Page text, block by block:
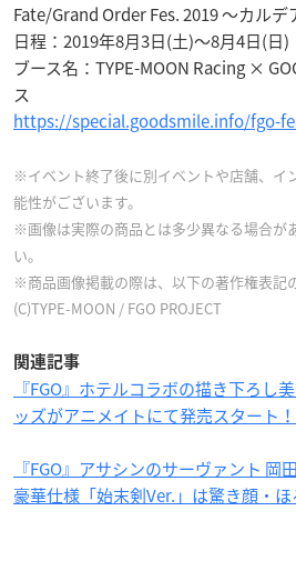
Fate/Grand Order Fes. 2019 ～カルデ
日程：2019年8月3日(土)～8月4日(日)
ブース名：TYPE-MOON Racing ×
ス
https://special.goodsmile.info/fgo-
※イベント終了後に別イベントや店舗、イ
能性がございます。
※画像は実際の商品とは多少異なる場合が
い。
※商品画像掲載の際は、以下の著作権表記
(C)TYPE-MOON / FGO PROJECT
関連記事
『FGO』ホテルコラボの描き下ろし
ッズがアニメイトにて発売スタート！
『FGO』アサシンのサーヴァント 岡
豪華仕様「始末剣Ver.」は驚き顔・